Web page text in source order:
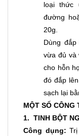
loại thức
đường
20g.
Dùng
vừa đủ và
cho hỗn
đó đắp
sạch lại
MỘT SỐ CÔNG
1. TINH BỘT
Công dụng: